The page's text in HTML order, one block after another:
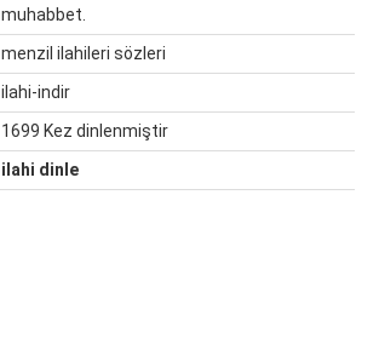
muhabbet.
menzil ilahileri sözleri
ilahi-indir
1699 Kez dinlenmiştir
ilahi dinle